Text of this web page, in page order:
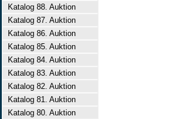
Katalog 88. Auktion
Katalog 87. Auktion
Katalog 86. Auktion
Katalog 85. Auktion
Katalog 84. Auktion
Katalog 83. Auktion
Katalog 82. Auktion
Katalog 81. Auktion
Katalog 80. Auktion